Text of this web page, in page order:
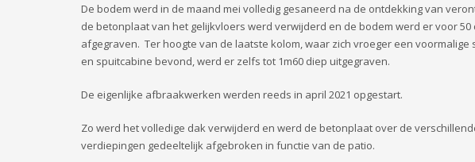
De bodem werd in de maand mei volledig gesaneerd na de ontdekking van
de betonplaat van het gelijkvloers werd verwijderd en de bodem werd er voor 50
afgegraven. Ter hoogte van de laatste kolom, waar zich vroeger een voormalige
en spuitcabine bevond, werd er zelfs tot 1m60 diep uitgegraven.
De eigenlijke afbraakwerken werden reeds in april 2021 opgestart.
Zo werd het volledige dak verwijderd en werd de betonplaat over de
verdiepingen gedeeltelijk afgebroken in functie van de patio.